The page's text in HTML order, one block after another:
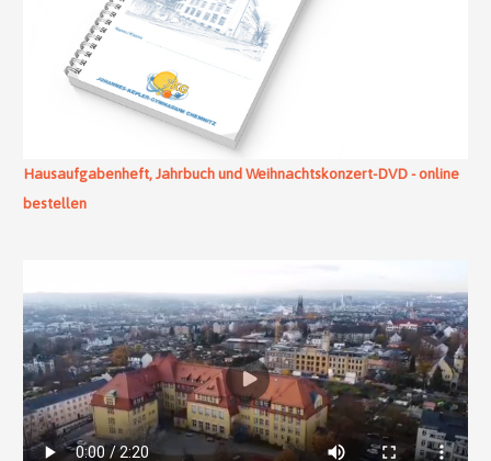
Hausaufgabenheft, Jahrbuch und Weihnachtskonzert-DVD - online
bestellen